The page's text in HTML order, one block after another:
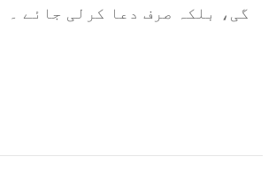
گی، بلکہ صرف دعا کرلی جائے ۔